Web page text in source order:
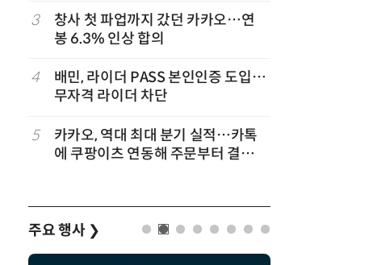
3
창사 첫 파업까지 갔던 카카오…연
봉 6.3% 인상 합의
4
배민, 라이더 PASS 본인인증 도입…
무자격 라이더 차단
5
카카오, 역대 최대 분기 실적…카톡
에 쿠팡이츠 연동해 주문부터 결제까
주요 행사 ❯